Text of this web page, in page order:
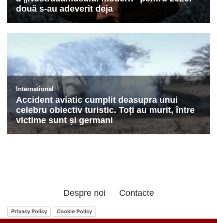
Despre noi Contacte
Privacy Policy Cookie Policy